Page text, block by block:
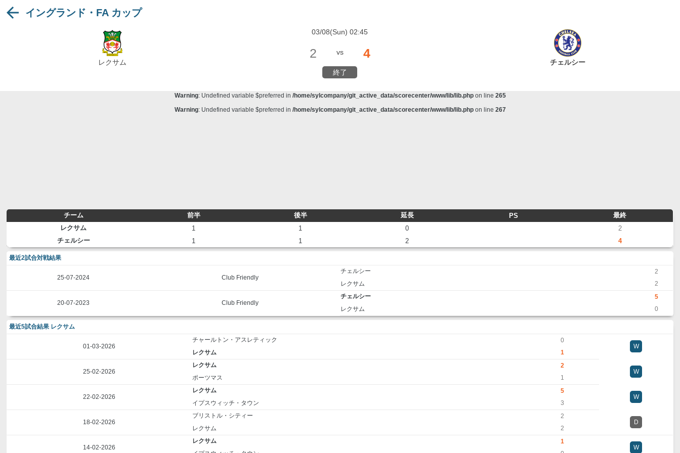
/home/sylcompany/git_active_data/scorecenter/www/lib/lib.php
/home/sylcompany/git_active_data/scorecenter/www/lib/lib.php
Warning: Undefined variable $preferred in /home/sylcompany/git_active_data/scorecenter/www/lib/lib.phpon line 265
Warning: Undefined variable $preferred in /home/sylcompany/git_active_data/scorecenter/www/lib/lib.phpon line 267
イングランド・FA カップ
レクサム
03/08(Sun) 02:45
2 vs 4
終了
チェルシー
チーム 前半 後半 延長 PS
最終
レクサム
1 1 0
2
チェルシー
1 1 2 4
最近2試合対戦結果
25-07-2024 Club Friendly
チェルシー
2
レクサム
2
20-07-2023 Club Friendly
チェルシー
5
レクサム
0
最近5試合結果 レクサム
01-03-2026
チャールトン・アスレティック
0
W
レクサム
1
25-02-2026
レクサム
2
W
ポーツマス
1
22-02-2026
レクサム
5
W
イプスウィッチ・タウン
3
18-02-2026
ブリストル・シティー
2
D
レクサム
2
14-02-2026
レクサム
1
W